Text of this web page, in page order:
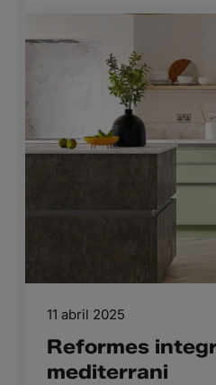
Reformes
mediterrani
11 abril 2025